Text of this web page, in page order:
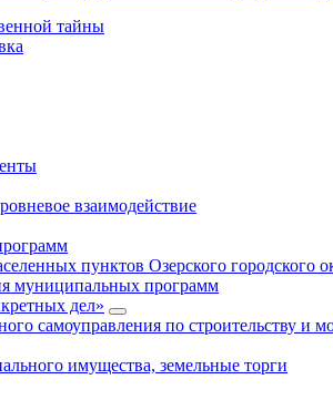
тайны
взаимодействие
пунктов Озерского городского
муниципальных программ
дел»
самоуправления по строительству и
имущества, земельные торги